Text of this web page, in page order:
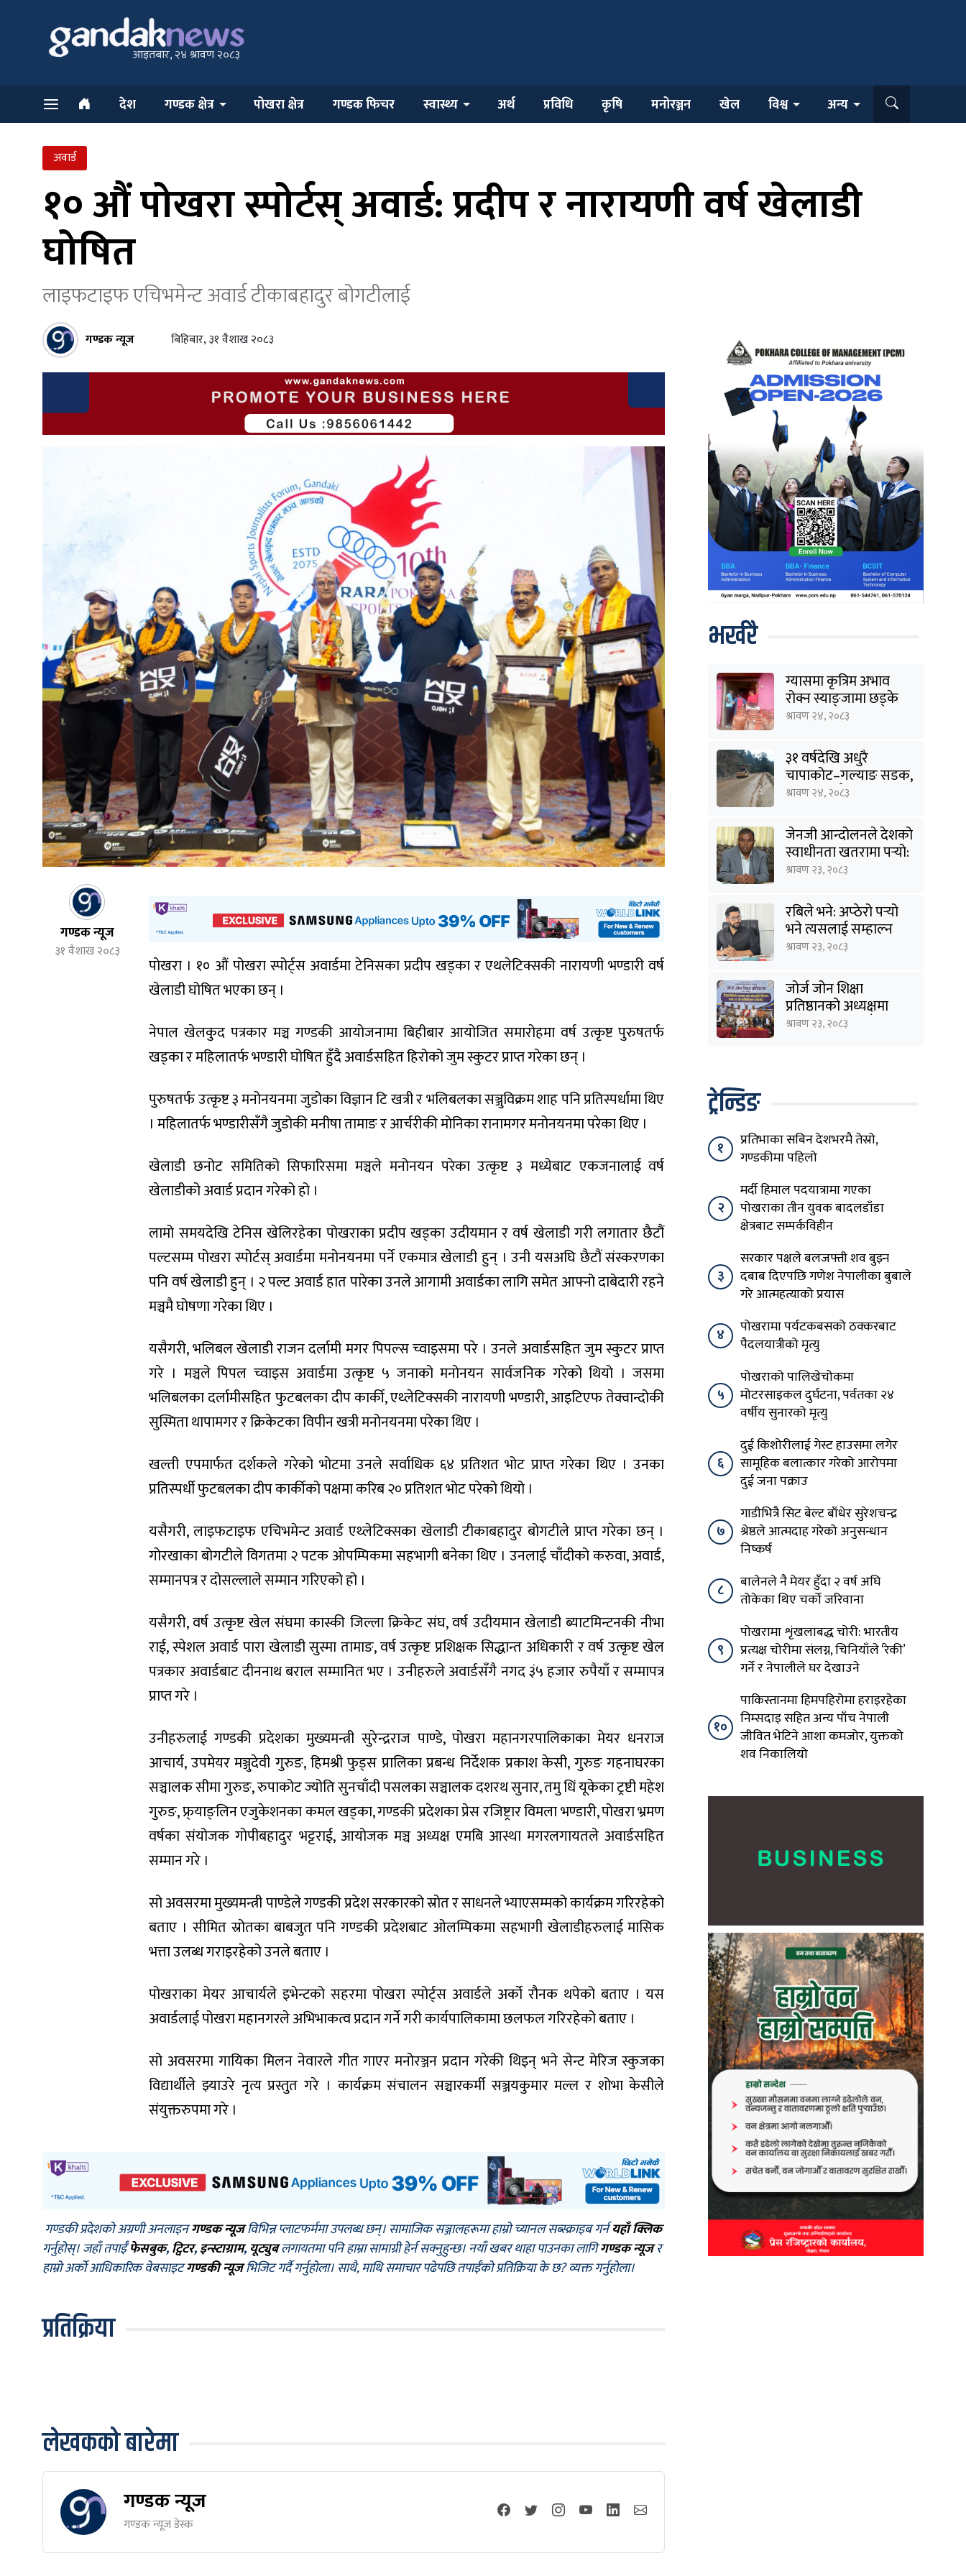
आइतबार, २४ श्रावण २०८३
देश गण्डक क्षेत्र पोखरा क्षेत्र गण्डक फिचर स्वास्थ्य अर्थ प्रविधि कृषि मनोरञ्जन खेल विश्व अन्य
अवार्ड
१० औं पोखरा स्पोर्टस् अवार्ड: प्रदीप र नारायणी वर्ष खेलाडी
घोषित
लाइफटाइफ एचिभमेन्ट अवार्ड टीकाबहादुर बोगटीलाई
गण्डक न्यूज बिहिबार, ३१ वैशाख २०८३
गण्डक न्यूज
३१ वैशाख २०८३
पोखरा । १० औं पोखरा स्पोर्ट्स अवार्डमा टेनिसका प्रदीप खड्का र एथलेटिक्सकी नारायणी भण्डारी वर्ष
खेलाडी घोषित भएका छन् ।
नेपाल खेलकुद पत्रकार मञ्च गण्डकी आयोजनामा बिहीबार आयोजित समारोहमा वर्ष उत्कृष्ट पुरुषतर्फ
खड्का र महिलातर्फ भण्डारी घोषित हुँदै अवार्डसहित हिरोको जुम स्कुटर प्राप्त गरेका छन् ।
पुरुषतर्फ उत्कृष्ट ३ मनोनयनमा जुडोका विज्ञान टि खत्री र भलिबलका सञ्जुविक्रम शाह पनि प्रतिस्पर्धामा थिए
। महिलातर्फ भण्डारीसँगै जुडोकी मनीषा तामाङ र आर्चरीकी मोनिका रानामगर मनोनयनमा परेका थिए ।
खेलाडी छनोट समितिको सिफारिसमा मञ्चले मनोनयन परेका उत्कृष्ट ३ मध्येबाट एकजनालाई वर्ष
खेलाडीको अवार्ड प्रदान गरेको हो ।
लामो समयदेखि टेनिस खेलिरहेका पोखराका प्रदीप खड्का उदीयमान र वर्ष खेलाडी गरी लगातार छैटौं
पल्टसम्म पोखरा स्पोर्टस् अवार्डमा मनोनयनमा पर्ने एकमात्र खेलाडी हुन् । उनी यसअघि छैटौं संस्करणका
पनि वर्ष खेलाडी हुन् । २ पल्ट अवार्ड हात पारेका उनले आगामी अवार्डका लागि समेत आफ्नो दाबेदारी रहने
मञ्चमै घोषणा गरेका थिए ।
यसैगरी, भलिबल खेलाडी राजन दर्लामी मगर पिपल्स च्वाइसमा परे । उनले अवार्डसहित जुम स्कुटर प्राप्त
गरे । मञ्चले पिपल च्वाइस अवार्डमा उत्कृष्ट ५ जनाको मनोनयन सार्वजनिक गरेको थियो । जसमा
भलिबलका दर्लामीसहित फुटबलका दीप कार्की, एथ्लेटिक्सकी नारायणी भण्डारी, आइटिएफ तेक्वान्दोकी
सुस्मिता थापामगर र क्रिकेटका विपीन खत्री मनोनयनमा परेका थिए ।
खल्ती एपमार्फत दर्शकले गरेको भोटमा उनले सर्वाधिक ६४ प्रतिशत भोट प्राप्त गरेका थिए । उनका
प्रतिस्पर्धी फुटबलका दीप कार्कीको पक्षमा करिब २० प्रतिशत भोट परेको थियो ।
यसैगरी, लाइफटाइफ एचिभमेन्ट अवार्ड एथ्लेटिक्सका खेलाडी टीकाबहादुर बोगटीले प्राप्त गरेका छन् ।
गोरखाका बोगटीले विगतमा २ पटक ओपम्पिकमा सहभागी बनेका थिए । उनलाई चाँदीको करुवा, अवार्ड,
सम्मानपत्र र दोसल्लाले सम्मान गरिएको हो ।
यसैगरी, वर्ष उत्कृष्ट खेल संघमा कास्की जिल्ला क्रिकेट संघ, वर्ष उदीयमान खेलाडी ब्याटमिन्टनकी नीभा
राई, स्पेशल अवार्ड पारा खेलाडी सुस्मा तामाङ, वर्ष उत्कृष्ट प्रशिक्षक सिद्धान्त अधिकारी र वर्ष उत्कृष्ट खेल
पत्रकार अवार्डबाट दीननाथ बराल सम्मानित भए । उनीहरुले अवार्डसँगै नगद ३ं५ हजार रुपैयाँ र सम्मापत्र
प्राप्त गरे ।
उनीहरुलाई गण्डकी प्रदेशका मुख्यमन्त्री सुरेन्द्रराज पाण्डे, पोखरा महानगरपालिकाका मेयर धनराज
आचार्य, उपमेयर मञ्जुदेवी गुरुङ, हिमश्री फुड्स प्रालिका प्रबन्ध निर्देशक प्रकाश केसी, गुरुङ गहनाघरका
सञ्चालक सीमा गुरुङ, रुपाकोट ज्योति सुनचाँदी पसलका सञ्चालक दशरथ सुनार, तमु धिं यूकेका ट्रष्टी महेश
गुरुङ, फ्र्याङ्लिन एजुकेशनका कमल खड्का, गण्डकी प्रदेशका प्रेस रजिष्ट्रार विमला भण्डारी, पोखरा भ्रमण
वर्षका संयोजक गोपीबहादुर भट्टराई, आयोजक मञ्च अध्यक्ष एमबि आस्था मगरलगायतले अवार्डसहित
सम्मान गरे ।
सो अवसरमा मुख्यमन्त्री पाण्डेले गण्डकी प्रदेश सरकारको स्रोत र साधनले भ्याएसम्मको कार्यक्रम गरिरहेको
बताए । सीमित स्रोतका बाबजुत पनि गण्डकी प्रदेशबाट ओलम्पिकमा सहभागी खेलाडीहरुलाई मासिक
भत्ता उलब्ध गराइरहेको उनले बताए ।
पोखराका मेयर आचार्यले इभेन्टको सहरमा पोखरा स्पोर्ट्स अवार्डले अर्को रौनक थपेको बताए । यस
अवार्डलाई पोखरा महानगरले अभिभाकत्व प्रदान गर्ने गरी कार्यपालिकामा छलफल गरिरहेको बताए ।
सो अवसरमा गायिका मिलन नेवारले गीत गाएर मनोरञ्जन प्रदान गरेकी थिइन् भने सेन्ट मेरिज स्कुजका
विद्यार्थीले झ्याउरे नृत्य प्रस्तुत गरे । कार्यक्रम संचालन सञ्चारकर्मी सञ्जयकुमार मल्ल र शोभा केसीले
संयुक्तरुपमा गरे ।
गण्डकी प्रदेशको अग्रणी अनलाइनगण्डक न्यूजविभिन्न प्लाटफर्ममा उपलब्ध छन्। सामाजिक सञ्जालहरूमा हाम्रो च्यानल सब्स्क्राइब गर्नयहाँ क्लिक
गर्नुहोस्। जहाँ तपाईँफेसबुक,ट्विटर,इन्स्टाग्राम, यूट्युबलगायतमा पनि हाम्रा सामाग्री हेर्न सक्नुहुन्छ। नयाँ खबर थाहा पाउनका लागिगण्डक न्यूजर
हाम्रो अर्को आधिकारिक वेबसाइटगण्डकी न्यूजभिजिट गर्दै गर्नुहोला। साथै, माथि समाचार पढेपछि तपाईँको प्रतिक्रिया के छ? व्यक्त गर्नुहोला।
प्रतिक्रिया
लेखकको बारेमा
गण्डक न्यूज
गण्डक न्यूज डेस्क
भर्खरै
ग्यासमा कृत्रिम अभाव
रोक्न स्याङ्जामा छड्के
अनुगमन
श्रावण २४, २०८३
३१ वर्षदेखि अधुरै
चापाकोट–गल्याङ सडक,
आधा काममै अल्झियो
श्रावण २४, २०८३
जेनजी आन्दोलनले देशको
स्वाधीनता खतरामा पर्‍यो:
उपेन्द्र यादव
श्रावण २३, २०८३
रबिले भने: अप्ठेरो पर्‍यो
भने त्यसलाई सम्हाल्न
सक्ने गार्जियनसिप हाम्रो
श्रावण २३, २०८३
जोर्ज जोन शिक्षा
प्रतिष्ठानको अध्यक्षमा
विनोद कायस्थ, पाँच
श्रावण २३, २०८३
ट्रेन्डिङ
१
प्रतिभाका सबिन देशभरमै तेस्रो,
गण्डकीमा पहिलो
२
मर्दी हिमाल पदयात्रामा गएका
पोखराका तीन युवक बादलडाँडा
क्षेत्रबाट सम्पर्कविहीन
३
सरकार पक्षले बलजफ्ती शव बुझ्न
दबाब दिएपछि गणेश नेपालीका बुबाले
गरे आत्महत्याको प्रयास
४
पोखरामा पर्यटकबसको ठक्करबाट
पैदलयात्रीको मृत्यु
५
पोखराको पालिखेचोकमा
मोटरसाइकल दुर्घटना, पर्वतका २४
वर्षीय सुनारको मृत्यु
६
दुई किशोरीलाई गेस्ट हाउसमा लगेर
सामूहिक बलात्कार गरेको आरोपमा
दुई जना पक्राउ
७
गाडीभित्रै सिट बेल्ट बाँधेर सुरेशचन्द्र
श्रेष्ठले आत्मदाह गरेको अनुसन्धान
निष्कर्ष
८
बालेनले नै मेयर हुँदा २ वर्ष अघि
तोकेका थिए चर्को जरिवाना
९
पोखरामा शृंखलाबद्ध चोरी: भारतीय
प्रत्यक्ष चोरीमा संलग्न, चिनियाँले ‘रेकी’
गर्ने र नेपालीले घर देखाउने
१०
पाकिस्तानमा हिमपहिरोमा हराइरहेका
निम्सदाइ सहित अन्य पाँच नेपाली
जीवित भेटिने आशा कमजोर, युक्तको
शव निकालियो